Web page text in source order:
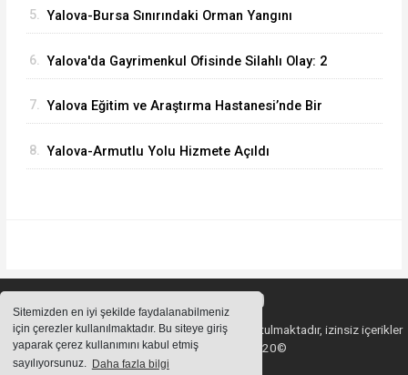
Sitemizden en iyi şekilde faydalanabilmeniz
için çerezler kullanılmaktadır. Bu siteye giriş
yaparak çerez kullanımını kabul etmiş
sayılıyorsunuz. Daha fazla bilgi
5. Yalova-Bursa Sınırındaki Orman Yangını
6. Yalova'da Gayrimenkul Ofisinde Silahlı Olay: 2
7. Yalova Eğitim ve Araştırma Hastanesi’nde Bir
8. Yalova-Armutlu Yolu Hizmete Açıldı
Sitemizde bulunan içeriklerin tüm hakları saklı tutulmaktadır, izinsiz içerikler
kullanılamaz. Copyright 2020©